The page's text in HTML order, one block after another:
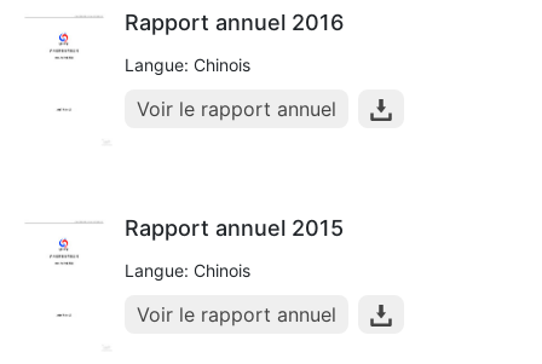
Rapport annuel 2016
Langue: Chinois
Voir le rapport annuel
Rapport annuel 2015
Langue: Chinois
Voir le rapport annuel